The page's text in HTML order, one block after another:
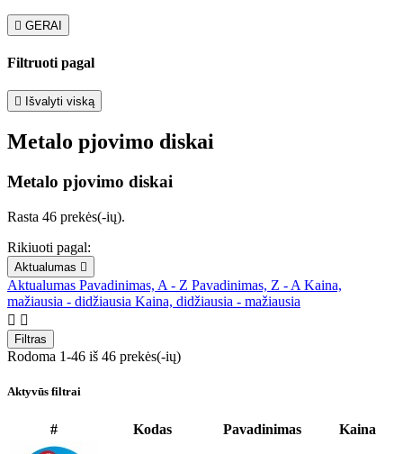
 GERAI
Filtruoti pagal
 Išvalyti viską
Metalo pjovimo diskai
Metalo pjovimo diskai
Rasta 46 prekės(-ių).
Rikiuoti pagal:
Aktualumas 
Aktualumas Pavadinimas, A - Z Pavadinimas, Z - A Kaina,
mažiausia - didžiausia Kaina, didžiausia - mažiausia
 
Filtras
Rodoma 1-46 iš 46 prekės(-ių)
Aktyvūs filtrai
# Kodas Pavadinimas Kaina